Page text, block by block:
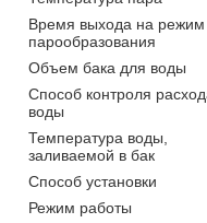
Время выхода на режим
парообразования
Объем бака для воды
Способ контроля
воды
Температура воды,
заливаемой в бак
Способ установки
Режим работы